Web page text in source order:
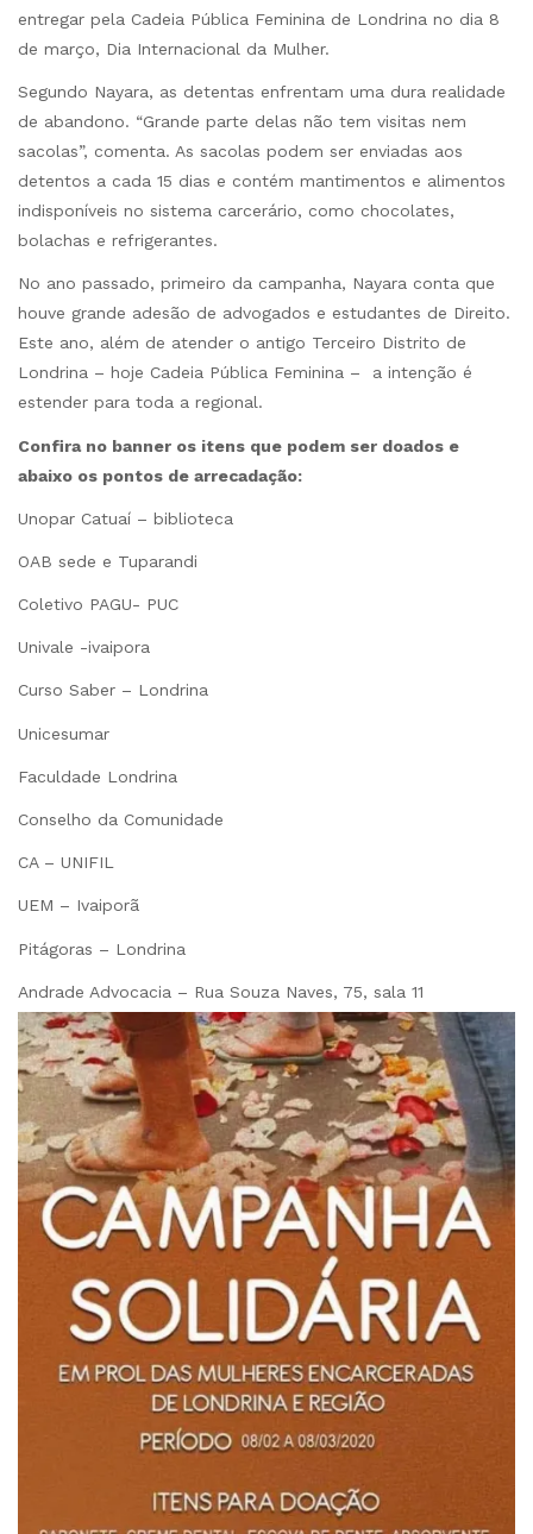
entregar pela Cadeia Pública Feminina de Londrina no dia 8
de março, Dia Internacional da Mulher.
Segundo Nayara, as detentas enfrentam uma dura realidade
de abandono. “Grande parte delas não tem visitas nem
sacolas”, comenta. As sacolas podem ser enviadas aos
detentos a cada 15 dias e contém mantimentos e alimentos
indisponíveis no sistema carcerário, como chocolates,
bolachas e refrigerantes.
No ano passado, primeiro da campanha, Nayara conta que
houve grande adesão de advogados e estudantes de Direito.
Este ano, além de atender o antigo Terceiro Distrito de
Londrina – hoje Cadeia Pública Feminina – a intenção é
estender para toda a regional.
Confira no banner os itens que podem ser doados e
abaixo os pontos de arrecadação:
Unopar Catuaí – biblioteca
OAB sede e Tuparandi
Coletivo PAGU- PUC
Univale -ivaipora
Curso Saber – Londrina
Unicesumar
Faculdade Londrina
Conselho da Comunidade
CA – UNIFIL
UEM – Ivaiporã
Pitágoras – Londrina
Andrade Advocacia – Rua Souza Naves, 75, sala 11